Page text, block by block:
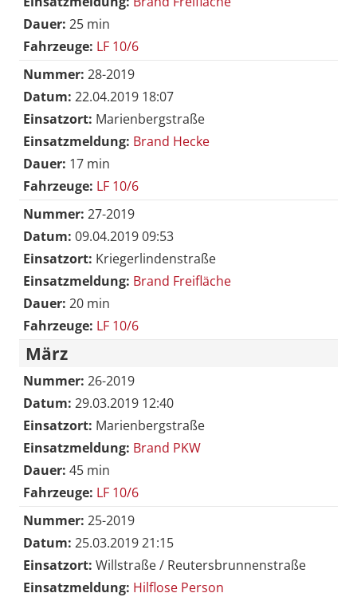
Dauer: 25 min
Fahrzeuge: LF 10/6
Nummer: 28-2019
Datum: 22.04.2019 18:07
Einsatzort: Marienbergstraße
Einsatzmeldung: Brand Hecke
Dauer: 17 min
Fahrzeuge: LF 10/6
Nummer: 27-2019
Datum: 09.04.2019 09:53
Einsatzort: Kriegerlindenstraße
Einsatzmeldung: Brand Freifläche
Dauer: 20 min
Fahrzeuge: LF 10/6
März
Nummer: 26-2019
Datum: 29.03.2019 12:40
Einsatzort: Marienbergstraße
Einsatzmeldung: Brand PKW
Dauer: 45 min
Fahrzeuge: LF 10/6
Nummer: 25-2019
Datum: 25.03.2019 21:15
Einsatzort: Willstraße / Reutersbrunnenstraße
Einsatzmeldung: Hilflose Person